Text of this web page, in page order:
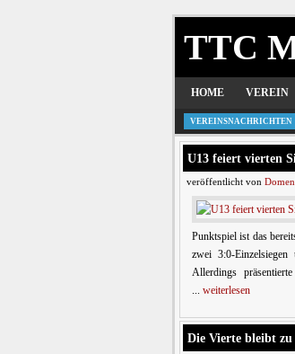
TTC
HOME VEREIN
VEREINSNACHRICHTEN
U13 feiert vierten
veröffentlicht von
Punktspiel ist das
zwei 3:0-
Allerdings
... weiterlesen
Die Vierte bleibt zu